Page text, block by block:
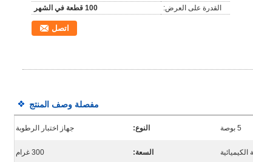
القدرة على العرض:
100 قطعة في الشهر
اتصل
مفصلة وصف المنتج
5 بوصة النوع: جهاز اختبار الرطوبة
السعة: 300 غرام